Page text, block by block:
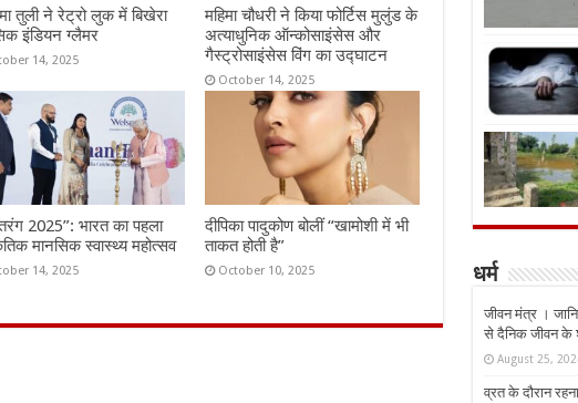
तुली ने रेट्रो लुक में बिखेरा
इंडियन ग्लैमर
14, 2025
महिमा चौधरी ने किया फोर्टिस मुलुंड के
अत्याधुनिक ऑन्कोसाइंसेस और
गैस्ट्रोसाइंसेस विंग का उद्घाटन
October 14, 2025
2025”: भारत का पहला
मानसिक स्वास्थ्य महोत्सव
14, 2025
दीपिका पादुकोण बोलीं “खामोशी में भी
ताकत होती है”
October 10, 2025 धर्म
जीवन मंत्र ।
से दैनिक जीवन के
August 25,
व्रत के दौरान